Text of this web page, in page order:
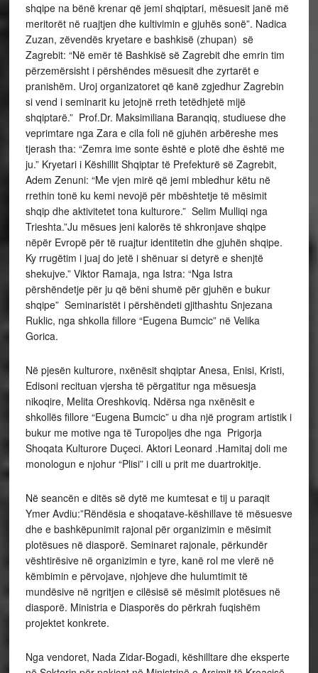
shqipe na bënë krenar që jemi shqiptari, mësuesit janë më
meritorët në ruajtjen dhe kultivimin e gjuhës sonë”. Nadica
Zuzan, zëvendës kryetare e bashkisë (zhupan) së
Zagrebit: “Në emër të Bashkisë së Zagrebit dhe emrin tim
përzemërsisht i përshëndes mësuesit dhe zyrtarët e
pranishëm. Uroj organizatoret që kanë zgjedhur Zagrebin
si vend i seminarit ku jetojnë rreth tetëdhjetë mijë
shqiptarë.” Prof.Dr. Maksimiliana Baranqiq, studiuese dhe
veprimtare nga Zara e cila foli në gjuhën arbëreshe mes
tjerash tha: “Zemra ime sonte është e plotë dhe është me
ju.” Kryetari i Këshillit Shqiptar të Prefekturë së Zagrebit,
Adem Zenuni: “Me vjen mirë që jemi mbledhur këtu në
rrethin tonë ku kemi nevojë për mbështetje të mësimit
shqip dhe aktivitetet tona kulturore.” Selim Mulliqi nga
Trieshta.”Ju mësues jeni kalorës të shkronjave shqipe
nëpër Evropë për të ruajtur identitetin dhe gjuhën shqipe.
Ky rrugëtim i juaj do jetë i shënuar si detyrë e shenjtë
shekujve.” Viktor Ramaja, nga Istra: “Nga Istra
përshëndetje për ju që bëni shumë për gjuhën e bukur
shqipe” Seminaristët i përshëndeti gjithashtu Snjezana
Ruklic, nga shkolla fillore “Eugena Bumcic” në Velika
Gorica.
Në pjesën kulturore, nxënësit shqiptar Anesa, Enisi, Kristi,
Edisoni recituan vjersha të përgatitur nga mësuesja
nikoqire, Melita Oreshkoviq. Ndërsa nga nxënësit e
shkollës fillore “Eugena Bumcic” u dha një program artistik i
bukur me motive nga të Turopoljes dhe nga Prigorja
Shoqata Kulturore Duçeci. Aktori Leonard .Hamitaj doli me
monologun e njohur “Plisi” i cili u prit me duartrokitje.
Në seancën e ditës së dytë me kumtesat e tij u paraqit
Ymer Avdiu:”Rëndësia e shoqatave-këshillave të mësuesve
dhe e bashkëpunimit rajonal për organizimin e mësimit
plotësues në diasporë. Seminaret rajonale, përkundër
vështirësive në organizimin e tyre, kanë rol me vlerë në
këmbimin e përvojave, njohjeve dhe hulumtimit të
mundësive në ngritjen e cilësisë së mësimit plotësues në
diasporë. Ministria e Diasporës do përkrah fuqishëm
projektet konkrete.
Nga vendoret, Nada Zidar-Bogadi, këshilltare dhe eksperte